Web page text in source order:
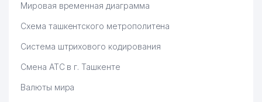
Мировая временная диаграмма
Схема ташкентского метрополитена
Система штрихового кодирования
Смена АТС в г. Ташкенте
Валюты мира